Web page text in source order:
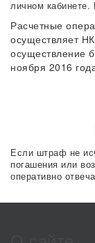
личном
Расчетные
осуществляет
осуществление
ноября 2016
Если штраф не
погашения или
оперативно